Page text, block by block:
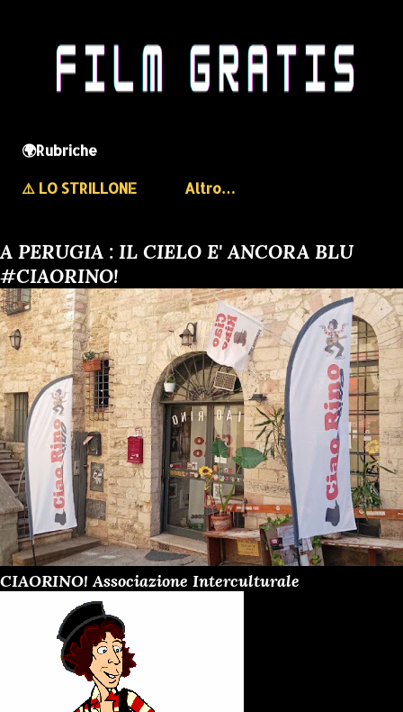
🌍Rubriche
⚠️ LO STRILLONE
Altro…
A PERUGIA : IL CIELO E' ANCORA BLU
#CIAORINO!
CIAORINO! Associazione Interculturale